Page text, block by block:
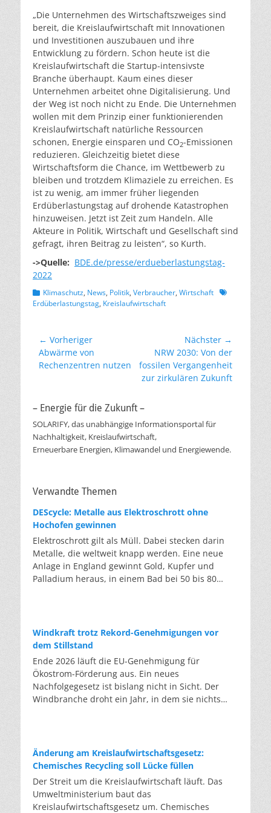
„Die Unternehmen des Wirtschaftszweiges sind
bereit, die Kreislaufwirtschaft mit Innovationen
und Investitionen auszubauen und ihre
Entwicklung zu fördern. Schon heute ist die
Kreislaufwirtschaft die Startup-intensivste
Branche überhaupt. Kaum eines dieser
Unternehmen arbeitet ohne Digitalisierung. Und
der Weg ist noch nicht zu Ende. Die Unternehmen
wollen mit dem Prinzip einer funktionierenden
Kreislaufwirtschaft natürliche Ressourcen
schonen, Energie einsparen und CO2-Emissionen
reduzieren. Gleichzeitig bietet diese
Wirtschaftsform die Chance, im Wettbewerb zu
bleiben und trotzdem Klimaziele zu erreichen. Es
ist zu wenig, am immer früher liegenden
Erdüberlastungstag auf drohende Katastrophen
hinzuweisen. Jetzt ist Zeit zum Handeln. Alle
Akteure in Politik, Wirtschaft und Gesellschaft sind
gefragt, ihren Beitrag zu leisten“, so Kurth.
->Quelle: BDE.de/presse/erdueberlastungstag-
2022
Kategorien
Klimaschutz, News, Politik, Verbraucher, Wirtschaft Schlagworte
Erdüberlastungstag, Kreislaufwirtschaft
Beitragsnavigation
← Vorheriger
Vorheriger
Beitrag:
Abwärme von
Rechenzentren nutzen
Nächster →
Nächster
Beitrag:
NRW 2030: Von der
fossilen Vergangenheit
zur zirkulären Zukunft
– Energie für die Zukunft –
SOLARIFY, das unabhängige Informationsportal für
Nachhaltigkeit, Kreislaufwirtschaft,
Erneuerbare Energien, Klimawandel und Energiewende.
Verwandte Themen
DEScycle: Metalle aus Elektroschrott ohne
Hochofen gewinnen
Elektroschrott gilt als Müll. Dabei stecken darin
Metalle, die weltweit knapp werden. Eine neue
Anlage in England gewinnt Gold, Kupfer und
Palladium heraus, in einem Bad bei 50 bis 80
tausend Grad ein. Energieintensiv und nur im
industriellen Großmaßstab möglich. Das Londoner
Start-up DEScycle hat im englischen Teesside eine
Demonstrationsanlage eröffnet, die ohne diese
Hitze auskommt: Ein chemisches Bad löst die
Metalle bei 50 bis 80 Grad heraus, statt sie
einzuschmelzen. Das Verfahren heißt Iono-
Platine Elektronen und macht sie dadurch löslich.
Unterschiedliche Lösungsmittel-Rezepturen holen
gezielt einzelne Metalle heraus. Zuerst Kupfer,
Silber und Palladium, danach separat das Gold.
Das Plastik der Platinen bleibt dabei
Windkraft trotz Rekord-Genehmigungen vor
dem Stillstand
Ende 2026 läuft die EU-Genehmigung für
Ökostrom-Förderung aus. Ein neues
Nachfolgegesetz ist bislang nicht in Sicht. Der
Windbranche droht ein Jahr, in dem sie nichts
die Verfahren laufen heute deutlich schneller. Die
Halbjahresbilanz der Branche bestätigt dieses
Muster: So viele Windräder wie nie zuvor wurden
genehmigt, doch im ersten Halbjahr gingen netto
nur rund zwei Gigawatt ans Netz. Der Bestand
Änderung am Kreislaufwirtschaftsgesetz:
Chemisches Recycling soll Lücke füllen
Der Streit um die Kreislaufwirtschaft läuft. Das
Umweltministerium baut das
Kreislaufwirtschaftsgesetz um. Chemisches